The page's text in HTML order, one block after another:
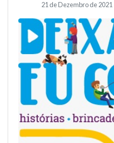
21 de Dezembro de